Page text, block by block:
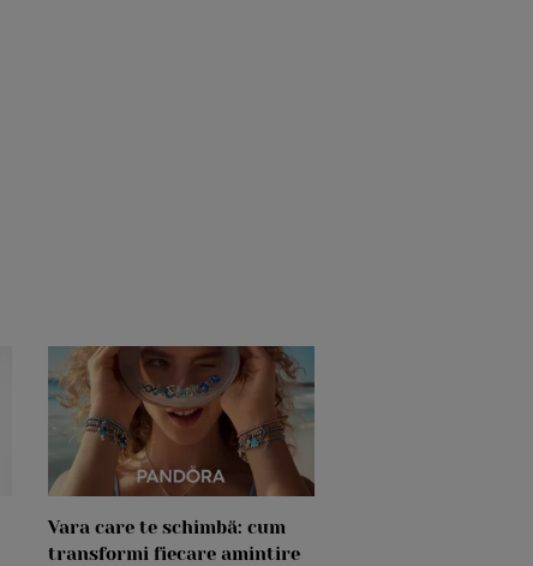
Vara care te schimbă: cum
transformi fiecare amintire